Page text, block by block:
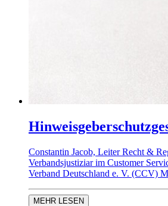
Constantin Jacob, Leiter Recht &
Verbandsjustiziar im Customer
Verband Deutschland e. V. (CCV)
MEHR LESEN